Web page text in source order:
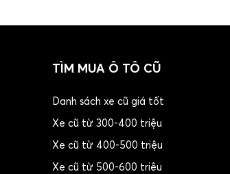
TÌM MUA Ô TÔ CŨ
Danh sách xe cũ giá tốt
Xe cũ từ 300-400 triệu
Xe cũ từ 400-500 triệu
Xe cũ từ 500-600 triêu